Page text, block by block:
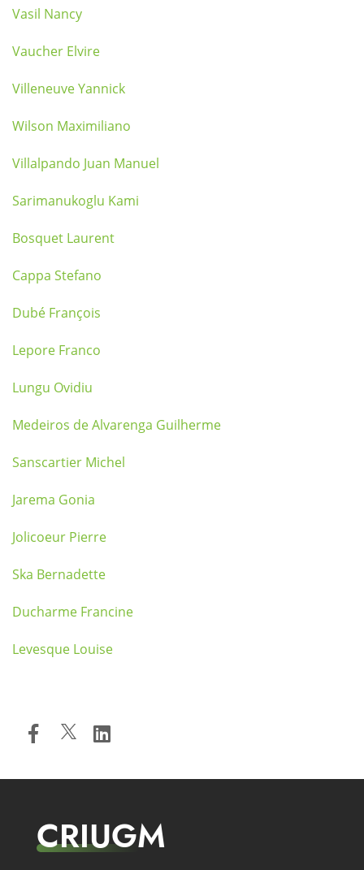
Vasil Nancy
Vaucher Elvire
Villeneuve Yannick
Wilson Maximiliano
Villalpando Juan Manuel
Sarimanukoglu Kami
Bosquet Laurent
Cappa Stefano
Dubé François
Lepore Franco
Lungu Ovidiu
Medeiros de Alvarenga Guilherme
Sanscartier Michel
Jarema Gonia
Jolicoeur Pierre
Ska Bernadette
Ducharme Francine
Levesque Louise
CRIUGM